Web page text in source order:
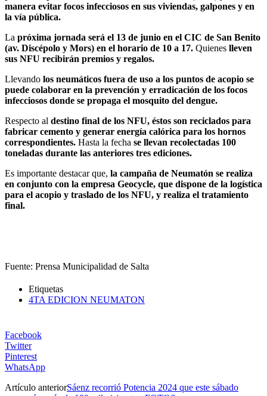
manera evitar focos infecciosos en sus viviendas, galpones y en
la vía pública.
La próxima jornada será el 13 de junio en el CIC de San Benito
(av. Discépolo y Mors) en el horario de 10 a 17. Quienes lleven
sus NFU recibirán premios y regalos.
Llevando los neumáticos fuera de uso a los puntos de acopio se
puede colaborar en la prevención y erradicación de los focos
infecciosos donde se propaga el mosquito del dengue.
Respecto al destino final de los NFU, éstos son reciclados para
fabricar cemento y generar energía calórica para los hornos
correspondientes. Hasta la fecha se llevan recolectadas 100
toneladas durante las anteriores tres ediciones.
Es importante destacar que, la campaña de Neumatón se realiza
en conjunto con la empresa Geocycle, que dispone de la logística
para el acopio y traslado de los NFU, y realiza el tratamiento
final.
Fuente: Prensa Municipalidad de Salta
Etiquetas
4TA EDICION NEUMATON
Facebook
Twitter
Pinterest
WhatsApp
Artículo anteriorSáenz recorrió Potencia 2024 que este sábado